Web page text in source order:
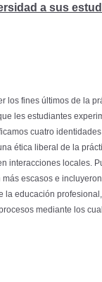
a sus
fines últimos de la
les estudiantes
cuatro
ética liberal de la
locales.
escasos e
educación
mediante los